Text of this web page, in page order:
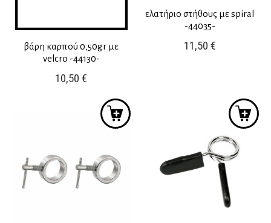
βάρη καρπού 0,50gr με
velcro -44130-
10,50€
ελατήριο στήθους με spiral
-44035-
11,50 €